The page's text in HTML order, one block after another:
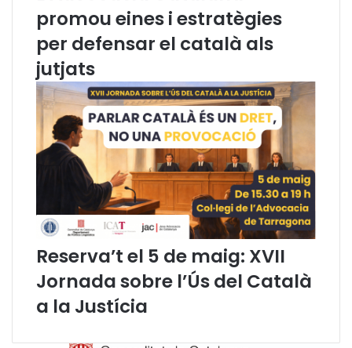
c
o
r
a
l
o
b
u
s
í
c
b
i
2
0
2
4
)
promou eines i estratègies
per defensar el català als
jutjats
Reserva’t el 5 de maig: XVII
Jornada sobre l’Ús del Català
a la Justícia